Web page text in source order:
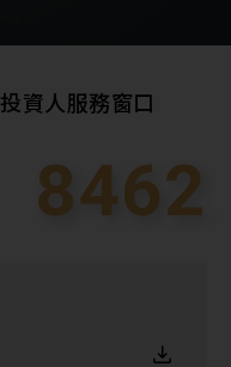
投資人服務窗口
股務資訊
8462